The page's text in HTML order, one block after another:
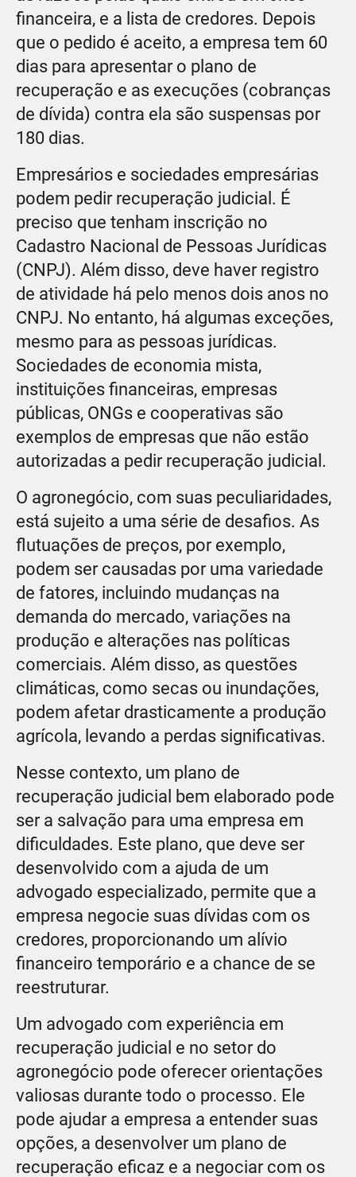
financeira, e a lista de credores. Depois
que o pedido é aceito, a empresa tem 60
dias para apresentar o plano de
recuperação e as execuções (cobranças
de dívida) contra ela são suspensas por
180 dias.
Empresários e sociedades empresárias
podem pedir recuperação judicial. É
preciso que tenham inscrição no
Cadastro Nacional de Pessoas Jurídicas
(CNPJ). Além disso, deve haver registro
de atividade há pelo menos dois anos no
CNPJ. No entanto, há algumas exceções,
mesmo para as pessoas jurídicas.
Sociedades de economia mista,
instituições financeiras, empresas
públicas, ONGs e cooperativas são
exemplos de empresas que não estão
autorizadas a pedir recuperação judicial.
O agronegócio, com suas peculiaridades,
está sujeito a uma série de desafios. As
flutuações de preços, por exemplo,
podem ser causadas por uma variedade
de fatores, incluindo mudanças na
demanda do mercado, variações na
produção e alterações nas políticas
comerciais. Além disso, as questões
climáticas, como secas ou inundações,
podem afetar drasticamente a produção
agrícola, levando a perdas significativas.
Nesse contexto, um plano de
recuperação judicial bem elaborado pode
ser a salvação para uma empresa em
dificuldades. Este plano, que deve ser
desenvolvido com a ajuda de um
advogado especializado, permite que a
empresa negocie suas dívidas com os
credores, proporcionando um alívio
financeiro temporário e a chance de se
reestruturar.
Um advogado com experiência em
recuperação judicial e no setor do
agronegócio pode oferecer orientações
valiosas durante todo o processo. Ele
pode ajudar a empresa a entender suas
opções, a desenvolver um plano de
recuperação eficaz e a negociar com os